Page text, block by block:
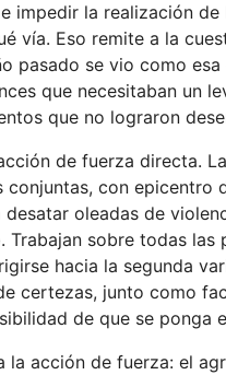
impedir la realización
vía. Eso remite a la
pasado se vio como
que necesitaban un
que no lograron
de fuerza directa.
con epicentro
oleadas de
sobre todas
hacia la segunda
certezas, junto como
de que se ponga
acción de fuerza: el